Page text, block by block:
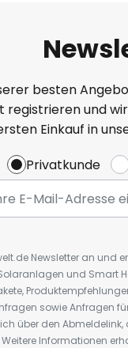
besten
und
Einkauf in
Privatkunde
Newsletter an und
und Smart
sowie Anfragen
über den Abmeldelink,
Weitere Informationen